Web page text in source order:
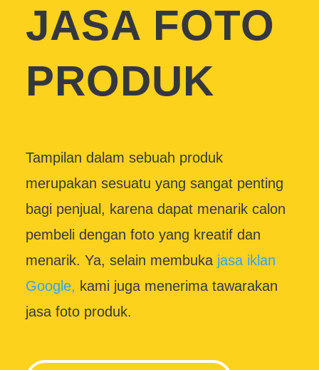
JASA FOTO
PRODUK
Tampilan dalam sebuah produk
merupakan sesuatu yang sangat penting
bagi penjual, karena dapat menarik calon
pembeli dengan foto yang kreatif dan
menarik. Ya, selain membuka jasa iklan
Google, kami juga menerima tawarakan
jasa foto produk.